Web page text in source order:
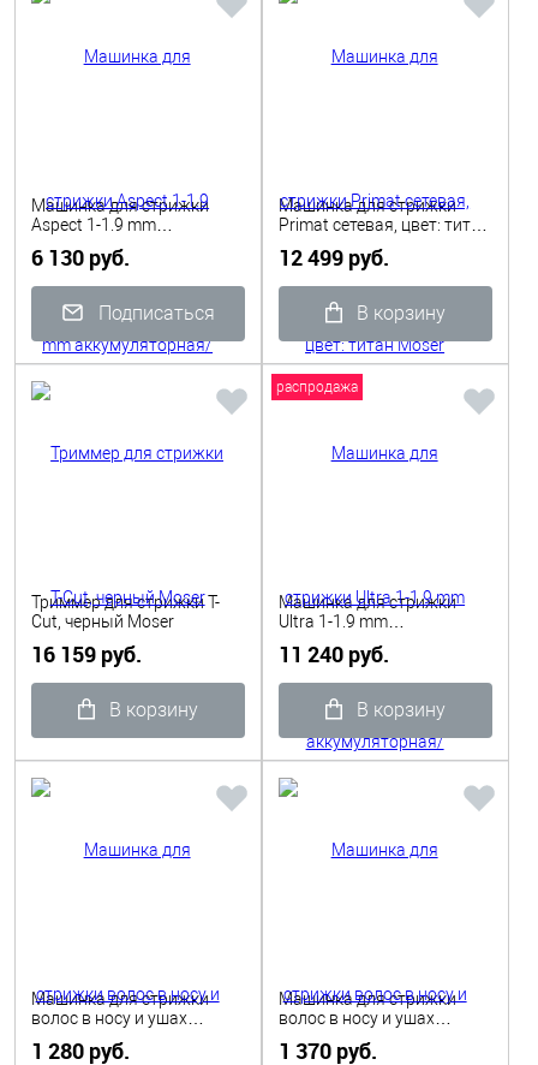
Машинка для стрижки
Aspect 1-1.9 mm
6 130 руб.
Подписаться
Машинка для стрижки
Primat сетевая, цвет: титан
12 499 руб.
В корзину
Триммер для стрижки T-
Cut, черный Moser
16 159 руб.
В корзину
распродажа
Машинка для стрижки
Ultra 1-1.9 mm
ЖК экран, 2 ножа Dewal
11 240 руб.
В корзину
Машинка для стрижки
волос в носу и ушах
1 280 руб.
Машинка для стрижки
волос в носу и ушах
1 370 руб.